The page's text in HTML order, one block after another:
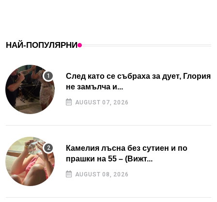
НАЙ-ПОПУЛЯРНИ
След като се събраха за дует, Глория
не замълча и...
AUGUST 07, 2026
Камелия лъсна без сутиен и по
прашки на 55 – (Вижт...
AUGUST 08, 2026